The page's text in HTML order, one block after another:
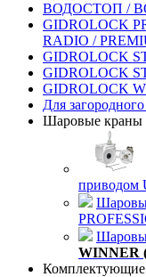
ВОДОСТОП /
GIDROLOCK
RADIO /
GIDROLOCK
GIDROLOCK
GIDROLOCK
Для
Шаровые краны
приводом
WINNER